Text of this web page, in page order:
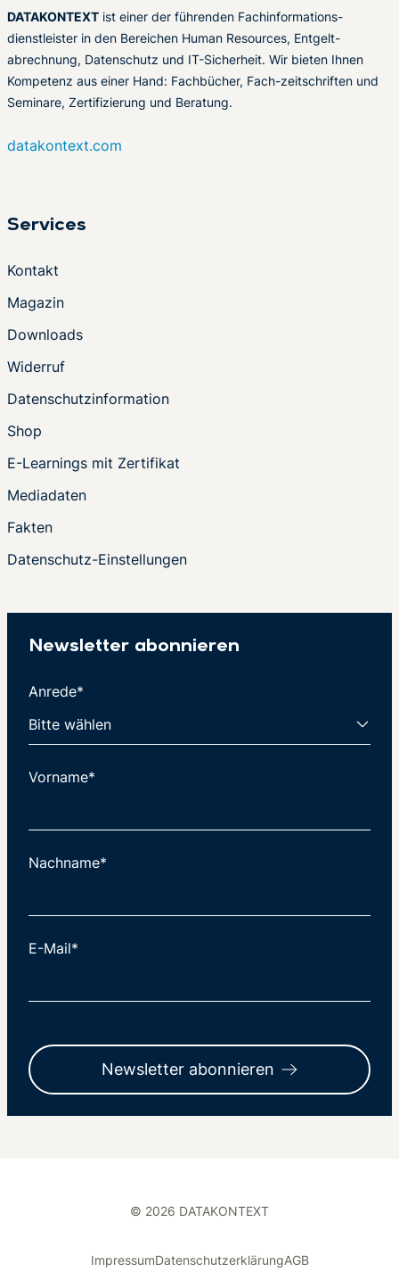
DATAKONTEXT ist einer der führenden Fachinformations-
dienstleister in den Bereichen Human Resources, Entgelt-
abrechnung, Datenschutz und IT-Sicherheit. Wir bieten Ihnen
Kompetenz aus einer Hand: Fachbücher, Fach-zeitschriften und
Seminare, Zertifizierung und Beratung.
datakontext.com
Services
Kontakt
Magazin
Downloads
Widerruf
Datenschutzinformation
Shop
E-Learnings mit Zertifikat
Mediadaten
Fakten
Datenschutz-Einstellungen
Newsletter abonnieren
Anrede*
Vorname*
Nachname*
E-Mail*
Newsletter abonnieren
© 2026 DATAKONTEXT
ImpressumDatenschutzerklärungAGB